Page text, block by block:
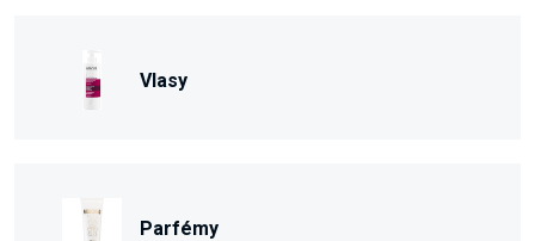
Vlasy
Parfémy